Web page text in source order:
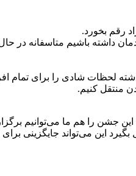
رقم بخورد.
داشته باشیم متاسفانه
لحظات شادی را برای تمام
منتقل کنیم.
جشن را هم ما می‌توانیم
این می‌تواند جایگزینی